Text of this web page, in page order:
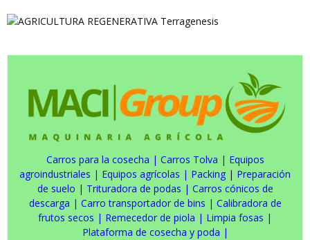
Carros para la cosecha | Carros Tolva | Equipos
agroindustriales | Equipos agrícolas | Packing | Preparación
de suelo | Trituradora de podas | Carros cónicos de
descarga | Carro transportador de bins | Calibradora de
frutos secos | Remecedor de piola | Limpia fosas |
Plataforma de cosecha y poda |